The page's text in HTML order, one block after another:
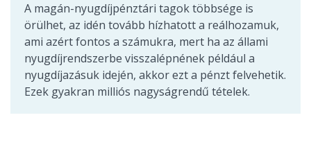
A magán-nyugdíjpénztári tagok többsége is
örülhet, az idén tovább hízhatott a reálhozamuk,
ami azért fontos a számukra, mert ha az állami
nyugdíjrendszerbe visszalépnének például a
nyugdíjazásuk idején, akkor ezt a pénzt felvehetik.
Ezek gyakran milliós nagyságrendű tételek.